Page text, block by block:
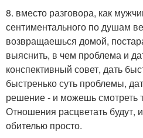
8. вместо разговора, как
сентиментального по душам
возвращаешься домой,
выяснить, в чем проблема и
конспективный совет, дать
быстренько суть проблемы,
решение - и можешь смотреть
Отношения расцветать будут,
обителью просто.